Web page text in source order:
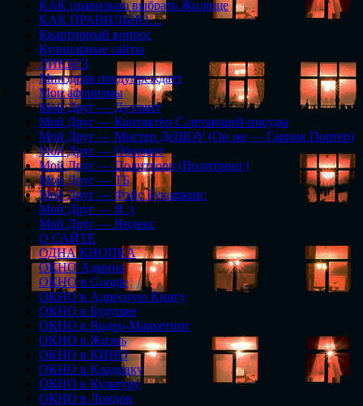
КАК правильно выбрать Жилище
КАК ПРАВИЛЬНО…
Квартирный вопрос
Кулинарные сайты
ЛИКБЕЗ
Минздрав предупреждает
Мои афоризмы
Мой Друг — Дуэлянт
Мой Друг — Контактёр С-летающей-посуды
Мой Друг — Мистер ДеШОУ (Он же — Гаврик Портер)
Мой Друг — Обормот
Мой Друг — Политкорр (Политринг)
Мой Друг — ТБ
Мой Друг — Фэйс Букашкин:
Мой Друг — Я :)
Мой Друг — Яндекс
О САЙТЕ
ОДНА КНОПКА
ОКНО Админа
ОКНО в Google
ОКНО в Адресную Книгу
ОКНО в Будущее
ОКНО в Видео-Маркетинг
ОКНО в Жизнь
ОКНО в КИНО
ОКНО в Кладовку
ОКНО в Культуру
ОКНО в Лондон